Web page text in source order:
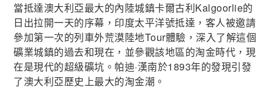
當抵達澳大利亞最大的內陸城鎮卡爾古利Kalgoorlie的
日出拉開一天的序幕，印度太平洋號抵達，客人被邀請
參加第一次的列車外荒漠陸地Tour體驗，深入了解這個
礦業城鎮的過去和現在，並參觀該地區的淘金時代，現
在是現代的超級礦坑。帕迪·漢南於1893年的發現引發
了澳大利亞歷史上最大的淘金潮。